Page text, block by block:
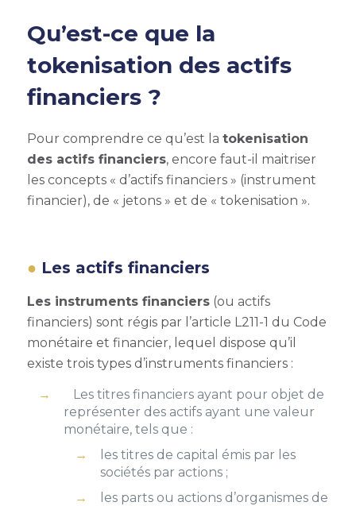
Qu’est-ce que la
tokenisation des actifs
financiers ?
Pour comprendre ce qu’est la tokenisation
des actifs financiers, encore faut-il maitriser
les concepts « d’actifs financiers » (instrument
financier), de « jetons » et de « tokenisation ».
Les actifs financiers
Les instruments financiers(ou actifs
financiers) sont régis par l’article L211-1 du Code
monétaire et financier, lequel dispose qu’il
existe trois types d’instruments financiers :
Les titres financiers ayant pour objet de
représenter des actifs ayant une valeur
monétaire, tels que :
les titres de capital émis par les
sociétés par actions ;
les parts ou actions d’organismes de